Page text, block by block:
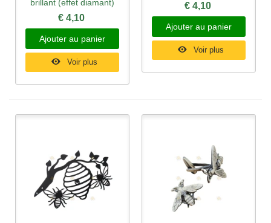
brillant (effet diamant)
€ 4,10
Ajouter au panier
Voir plus
€ 4,10
Ajouter au panier
Voir plus